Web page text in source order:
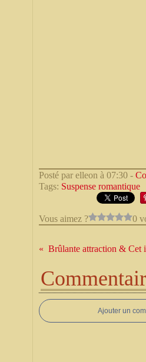
Posté par elleon à 07:30 -
Tags: Suspense romantique
Vous aimez ? 0
Ajouter un